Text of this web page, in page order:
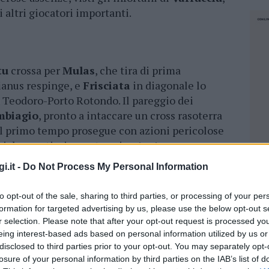
- Do Not Process My Personal Information
opt-out of the sale, sharing to third parties, or processing of your
for targeted advertising by us, please use the below opt-out
selection. Please note that after your opt-out request is processed
interest-based ads based on personal information utilized by us
to third parties prior to your opt-out. You may separately
of your personal information by third parties on the IAB’s list of
altri giocatori importanti.
crossa perMulas, che tira di prima
respinge, e Frisciata in diagonale lo
Porto Rotondo. Il pareggio dei
, pronto a intaccare un cross rasoterra
tempo prosegue con azioni pericolose
due portieri -, ma termina 1 a 1.
i viola, su calcio di rigore procurato e
pareggiaBarbuio, direttamente sul calcio
perMelis. È lo stesso giocatore a portare
in rete una breve respinta della
La squadra diMarinipareggia al 37′ con